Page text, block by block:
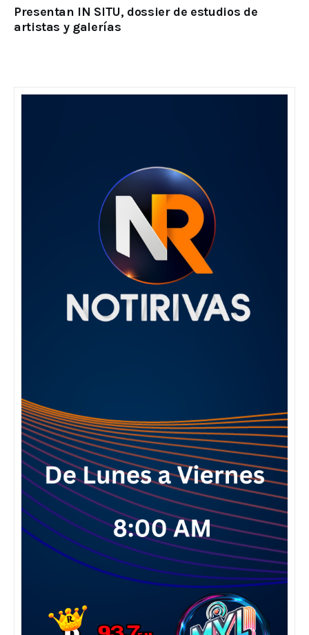
Presentan IN SITU, dossier de estudios de
artistas y galerías